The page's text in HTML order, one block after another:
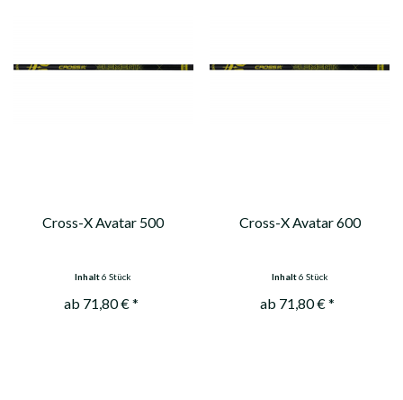
Cross-X Avatar 500
Inhalt6 Stück
ab 71,80 € *
Cross-X Avatar 600
Inhalt6 Stück
ab 71,80 € *